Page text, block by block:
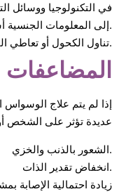
في التكنولوجيا ووسائل
إلى المعلومات الجنسية أسهل.
تناول الكحول أو تعاطي المخدرات.
المضاعفات
إذا لم يتم علاج
عديدة تؤثر على الشخص
الشعور بالذنب والخزي.
انخفاض تقدير الذات.
زيادة احتمالية الإصابة